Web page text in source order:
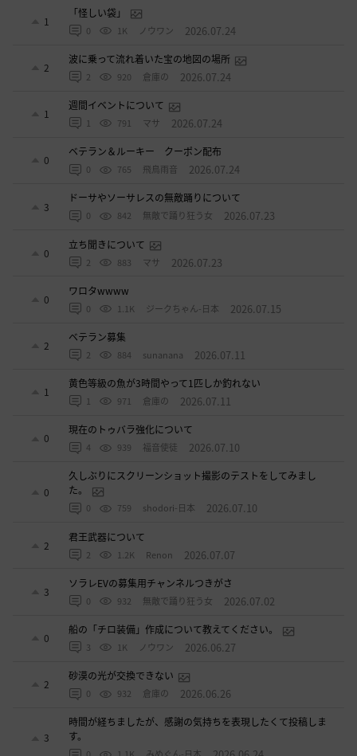
1
「怪しい袋」
0 1K ノウワン 2026.07.24
2
波に乗って流れ着いた宝の地図の場所
2 920 倉庫の 2026.07.24
1
週間イベントについて
1 791 マサ 2026.07.24
0
ベテラン＆ルーキー クーポン配布
0 765 飛鳥雨音 2026.07.24
3
ドーサやソーサレスの無敵踊りについて
0 842 無敵で踊り狂う女 2026.07.23
0
立ち聞きについて
2 883 マサ 2026.07.23
0
ワロタwwww
0 1.1K ジークちゃん-日本 2026.07.15
2
ベテラン募集
2 884 sunanana 2026.07.11
1
黄色等級の魚が3時間やって1匹しか釣れない
1 971 倉庫の 2026.07.11
0
現在のトゥバラ強化について
4 939 福音使徒 2026.07.10
0
久しぶりにスクリーンショット撮影のテストをしてみまし
た。
0 759 shodori-日本 2026.07.10
2
君王武器について
2 1.2K Renon 2026.07.07
3
ソラレEVの募集用チャンネルつきがさ
0 932 無敵で踊り狂う女 2026.07.02
0
船の「チロ装備」作成について教えてください。
3 1K ノウワン 2026.06.27
2
砂漠の光が交換できない
0 932 倉庫の 2026.06.26
3
時間が経ちましたが、感謝の気持ちを表現したくて投稿しま
す。